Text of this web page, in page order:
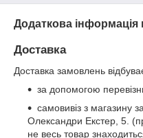
Додаткова інформація
Доставка
Доставка замовлень
за допомогою
самовивіз з магазину
Олександри Екстер, 5.
не весь товар